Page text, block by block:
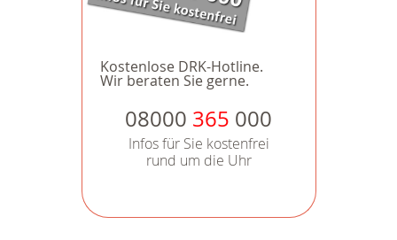
Kostenlose DRK-Hotline.
Wir beraten Sie gerne.
08000 365 000
Infos für Sie kostenfrei
rund um die Uhr